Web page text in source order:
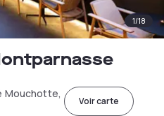
1/18
Mouchotte,
Voir carte